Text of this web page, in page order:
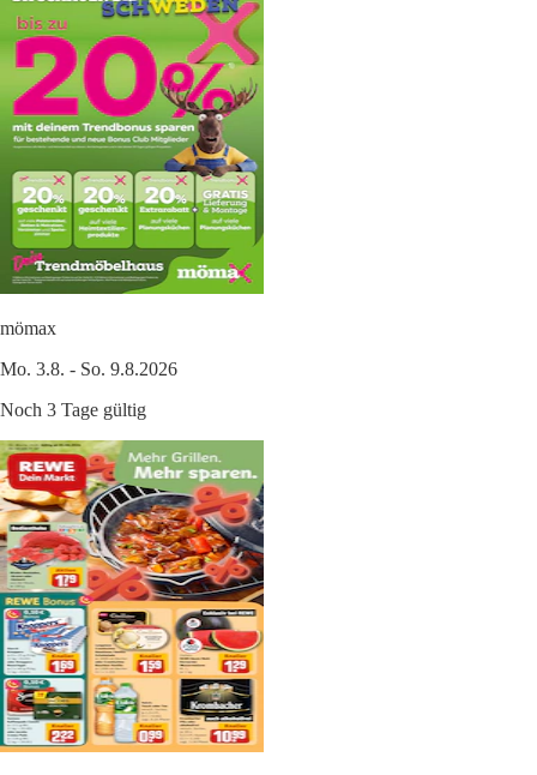
mömax
Mo. 3.8. - So. 9.8.2026
Noch 3 Tage gültig